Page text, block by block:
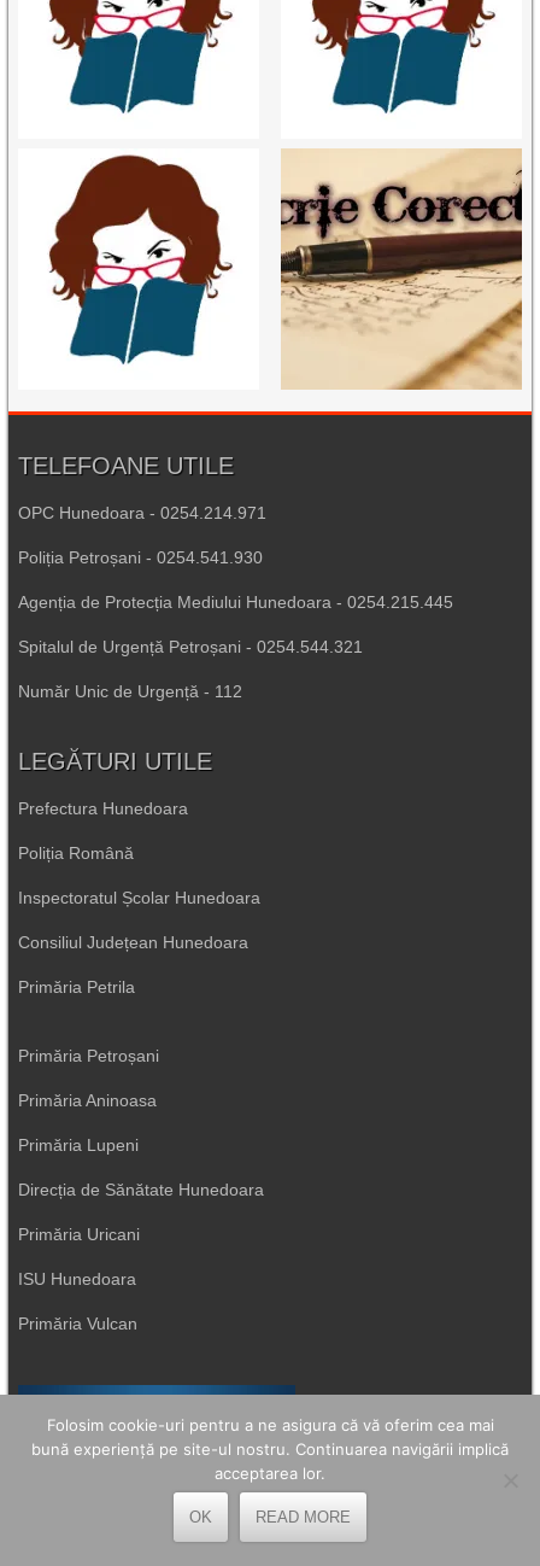
TELEFOANE UTILE
OPC Hunedoara - 0254.214.971
Poliția Petroșani - 0254.541.930
Agenția de Protecția Mediului Hunedoara - 0254.215.445
Spitalul de Urgență Petroșani - 0254.544.321
Număr Unic de Urgență - 112
LEGĂTURI UTILE
Prefectura Hunedoara
Poliția Română
Inspectoratul Școlar Hunedoara
Consiliul Județean Hunedoara
Primăria Petrila
Primăria Petroșani
Primăria Aninoasa
Primăria Lupeni
Direcția de Sănătate Hunedoara
Primăria Uricani
ISU Hunedoara
Primăria Vulcan
Folosim cookie-uri pentru a ne asigura că vă oferim cea mai
bună experiență pe site-ul nostru. Continuarea navigării implică
acceptarea lor.
OK READ MORE